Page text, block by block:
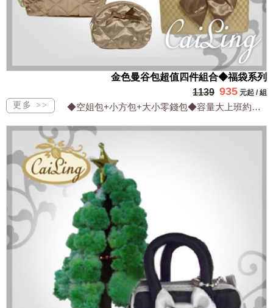
金色曼谷包超值四件組合◆福袋系列
1139 935 元起 /組
◆空姐包+小方包+大小零錢包◆容量大上班約會旅遊最實用 ◆萬年不敗最in色系超好...